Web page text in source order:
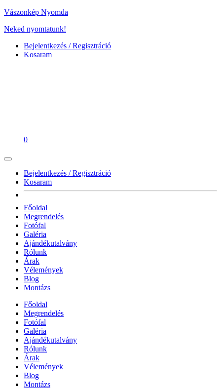
Vászonkép Nyomda
Neked nyomtatunk!
Bejelentkezés / Regisztráció
Kosaram
0
Bejelentkezés / Regisztráció
Kosaram
Főoldal
Megrendelés
Fotófal
Galéria
Ajándékutalvány
Rólunk
Árak
Vélemények
Blog
Montázs
Főoldal
Megrendelés
Fotófal
Galéria
Ajándékutalvány
Rólunk
Árak
Vélemények
Blog
Montázs